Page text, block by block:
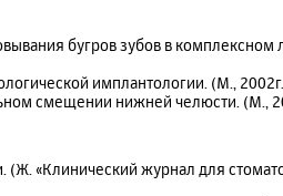
бугров зубов в комплексном
имплантологии. (М.,
смещении нижней челюсти. (М.,
«Клинический журнал для